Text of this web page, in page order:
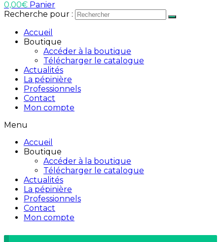
0,00€ Panier
Recherche pour :
Accueil
Boutique
Accéder à la boutique
Télécharger le catalogue
Actualités
La pépinière
Professionnels
Contact
Mon compte
Menu
Accueil
Boutique
Accéder à la boutique
Télécharger le catalogue
Actualités
La pépinière
Professionnels
Contact
Mon compte